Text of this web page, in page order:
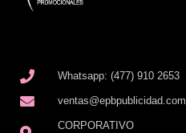
Whatsapp: (477) 910 2653
ventas@epbpublicidad.com
CORPORATIVO